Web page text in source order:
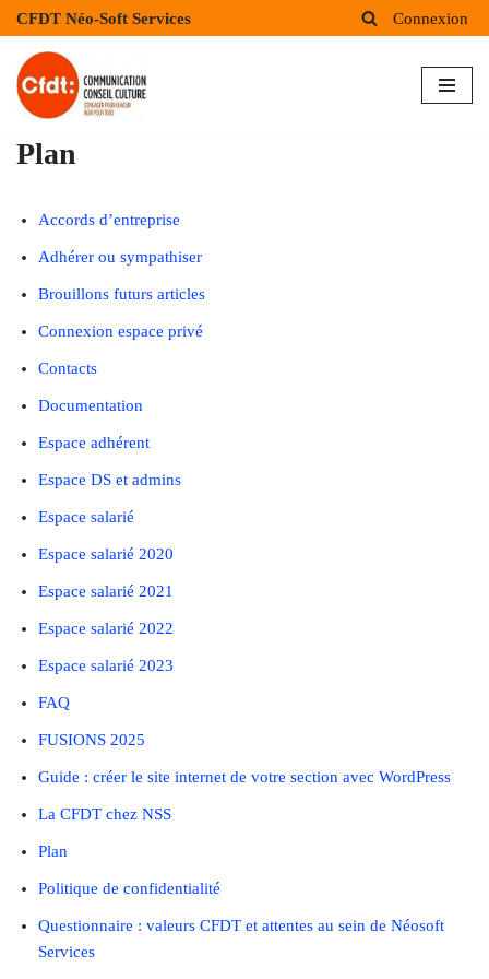
Aller
au
contenu
CFDT Néo-Soft Services Connexion
Plan
Accords d’entreprise
Adhérer ou sympathiser
Brouillons futurs articles
Connexion espace privé
Contacts
Documentation
Espace adhérent
Espace DS et admins
Espace salarié
Espace salarié 2020
Espace salarié 2021
Espace salarié 2022
Espace salarié 2023
FAQ
FUSIONS 2025
Guide : créer le site internet de votre section avec WordPress
La CFDT chez NSS
Plan
Politique de confidentialité
Questionnaire : valeurs CFDT et attentes au sein de Néosoft
Services